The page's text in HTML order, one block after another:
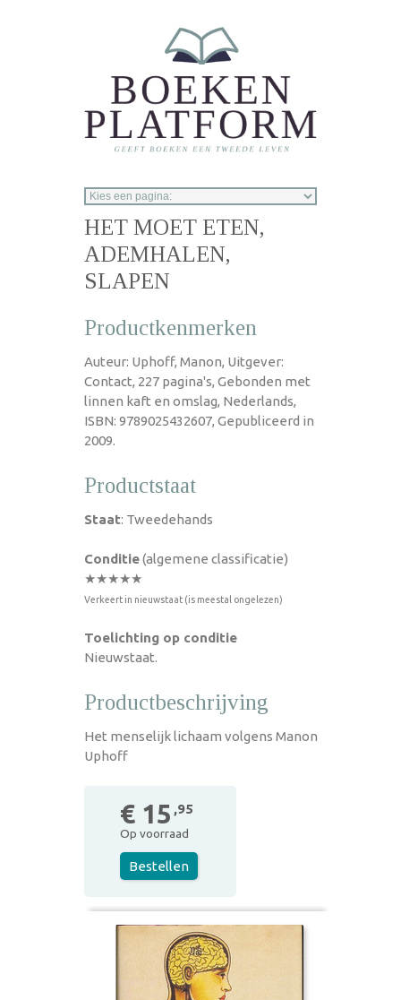
HET MOET ETEN,
ADEMHALEN,
SLAPEN
Productkenmerken
Auteur: Uphoff, Manon, Uitgever:
Contact, 227 pagina's, Gebonden met
linnen kaft en omslag, Nederlands,
ISBN: 9789025432607, Gepubliceerd in
2009.
Productstaat
Staat: Tweedehands
Conditie(algemene classificatie)
★★★★★
Verkeert in nieuwstaat (is meestal ongelezen)
Toelichting op conditie
Nieuwstaat.
Productbeschrijving
Het menselijk lichaam volgens Manon
Uphoff
€ 15 ,95
Op voorraad
Bestellen